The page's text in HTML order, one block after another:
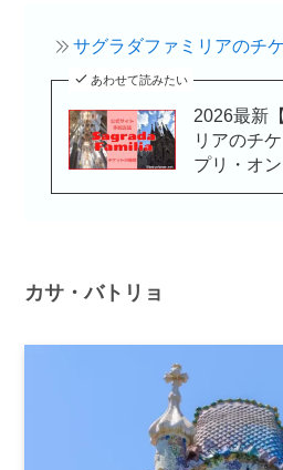
サグラダファミリアのチ
あわせて読みたい
2026最新
リアのチ
プリ・オ
カサ・バトリョ